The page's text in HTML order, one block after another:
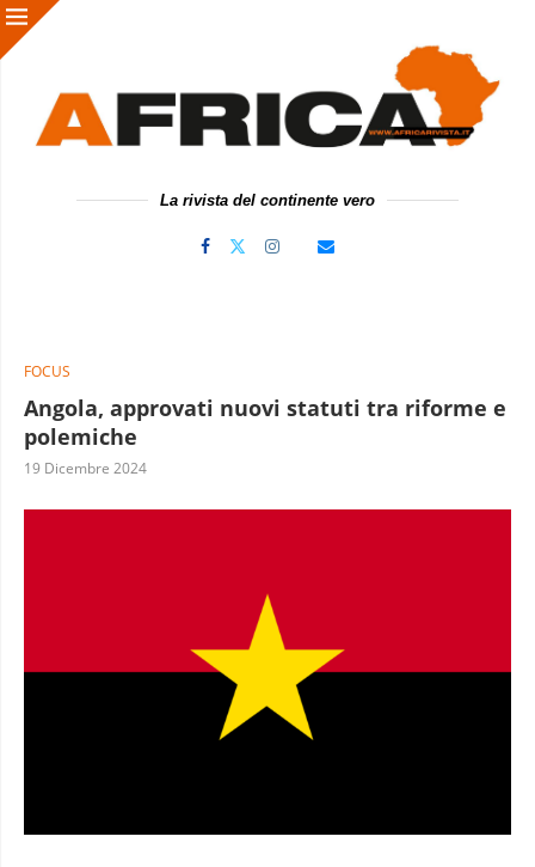
La rivista del continente vero
FOCUS
Angola, approvati nuovi statuti tra riforme e
polemiche
19 Dicembre 2024